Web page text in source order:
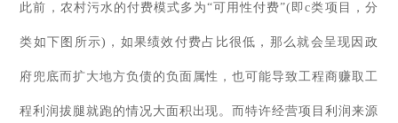
此前，农村污水的付费模式多为“可用性付费”(即c类项目，分
类如下图所示)，如果绩效付费占比很低，那么就会呈现因政
府兜底而扩大地方负债的负面属性，也可能导致工程商赚取工
程利润拔腿就跑的情况大面积出现。而特许经营项目利润来源